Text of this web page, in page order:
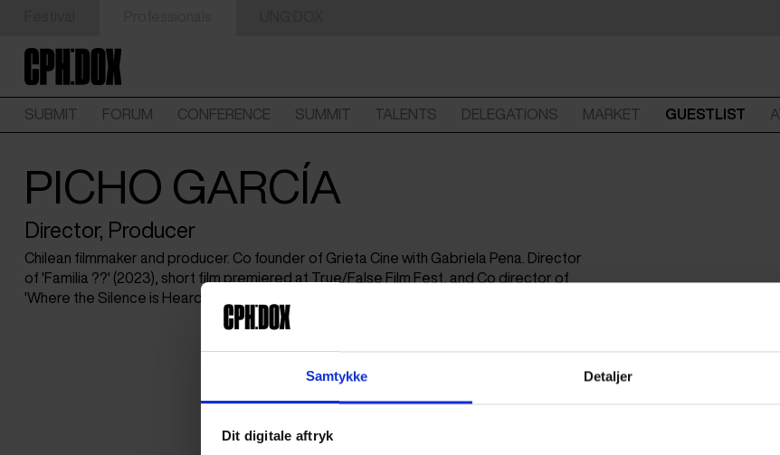
Samtykke Detaljer
Dit digitale aftryk
SUBMIT FORUM CONFERENCE SUMMIT TALENTS DELEGATIONS MARKET GUESTLIST
PICHO GARCÍA
Director, Producer
Chilean filmmaker and producer. Co founder of Grieta Cine with Gabriela Pena. Director
of 'Familia ??' (2023), short film premiered at True/False Film Fest, and Co director of
'Where the Silence is Heard' (2026).